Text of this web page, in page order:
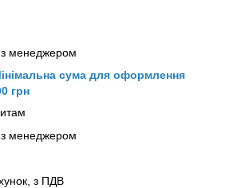
менеджером
сума для оформлення
грн
менеджером
з ПДВ